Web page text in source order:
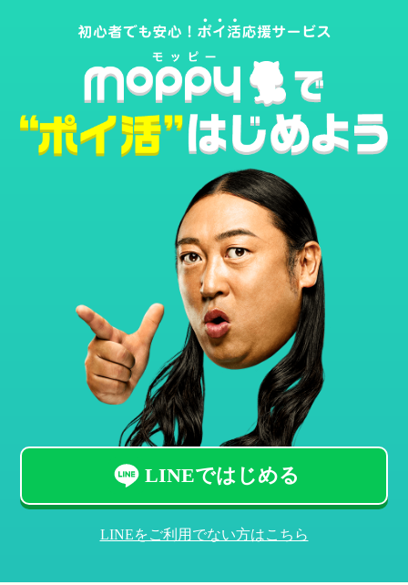
LINEではじめる
LINEをご利用でない方はこちら